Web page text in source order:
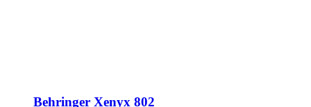
Behringer Xenyx 802